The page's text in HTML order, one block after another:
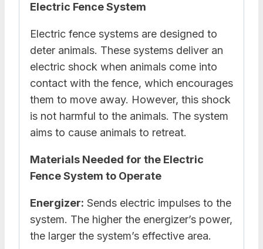
Electric Fence System
Electric fence systems are designed to
deter animals. These systems deliver an
electric shock when animals come into
contact with the fence, which encourages
them to move away. However, this shock
is not harmful to the animals. The system
aims to cause animals to retreat.
Materials Needed for the Electric
Fence System to Operate
Energizer: Sends electric impulses to the
system. The higher the energizer’s power,
the larger the system’s effective area.